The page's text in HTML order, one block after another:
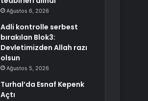
Ağustos 6, 2026
Adli kontrolle serbest
bırakılan Blok3:
Devletimizden Allah razı
olsun
Ağustos 5, 2026
Turhal’da Esnaf Kepenk
Açtı